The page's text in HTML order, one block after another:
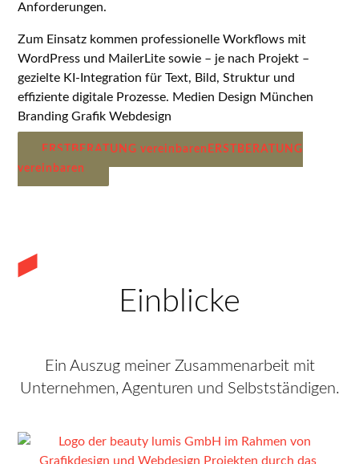
Anforderungen.
Zum Einsatz kommen professionelle Workflows mit
WordPress und MailerLite sowie – je nach Projekt –
gezielte KI-Integration für Text, Bild, Struktur und
effiziente digitale Prozesse. Medien Design München
Branding Grafik Webdesign
ERSTBERATUNG vereinbaren ERSTBERATUNG
vereinbaren
Einblicke
Ein Auszug meiner Zusammenarbeit mit
Unternehmen, Agenturen und Selbstständigen.